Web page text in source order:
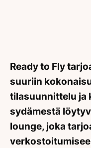
Ready to Fly
suuriin
tilasuunnittelu ja
sydämestä
lounge, joka